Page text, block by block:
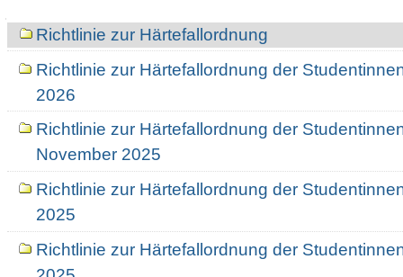
NavigationRichtlinie zur Härtefallordnung
Richtlinie zur Härtefallordnung der
2026
Richtlinie zur Härtefallordnung der
November 2025
Richtlinie zur Härtefallordnung der
2025
Richtlinie zur Härtefallordnung der